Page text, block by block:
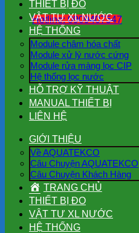
Hotline: 0909407547
THIẾT BỊ ĐO
VẬT TƯ XL NƯỚC
HỆ THỐNG
Module châm hóa chất
Module xử lý nước cứng
Module rửa màng lọc CIP
Hệ thống lọc nước
HỖ TRỢ KỸ THUẬT
MANUAL THIẾT BỊ
LIÊN HỆ
GIỚI THIỆU
Về AQUATEKCO
Câu Chuyện AQUATEKCO
Câu Chuyện Khách Hàng
TRANG CHỦ
THIẾT BỊ ĐO
VẬT TƯ XL NƯỚC
HỆ THỐNG